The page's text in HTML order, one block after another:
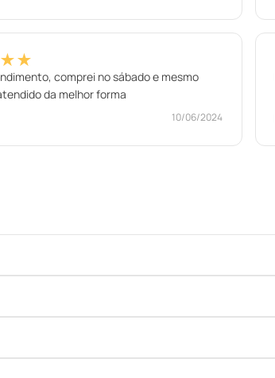
comprei no sábado e mesmo
da melhor forma
10/06/2024